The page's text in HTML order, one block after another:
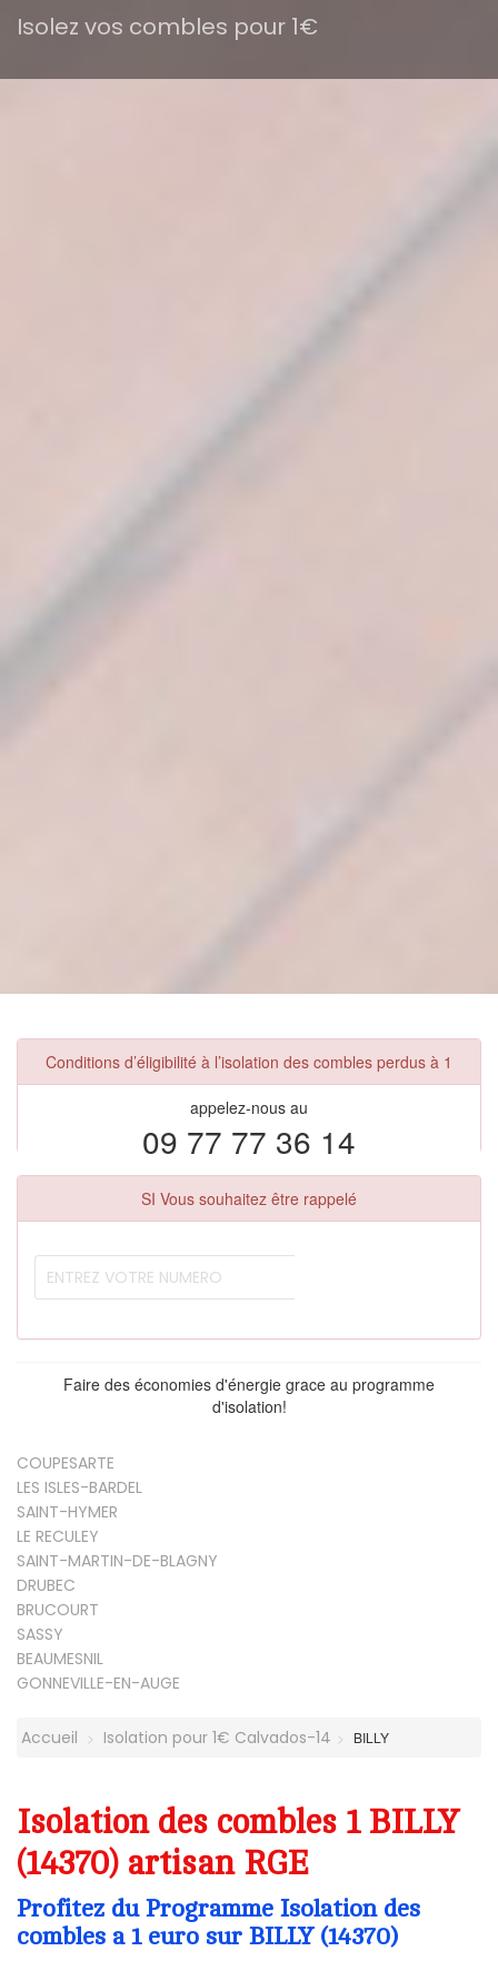
Isolez vos combles pour 1€
Conditions d’éligibilité à l’isolation des combles perdus à 1
appelez-nous au
09 77 77 36 14
SI Vous souhaitez être rappelé
Faire des économies d'énergie grace au programme
d'isolation!
COUPESARTE
LES ISLES-BARDEL
SAINT-HYMER
LE RECULEY
SAINT-MARTIN-DE-BLAGNY
DRUBEC
BRUCOURT
SASSY
BEAUMESNIL
GONNEVILLE-EN-AUGE
Accueil Isolation pour 1€ Calvados-14 BILLY
Isolation des combles 1 BILLY
(14370) artisan RGE
Profitez du Programme Isolation des
combles a 1 euro sur BILLY (14370)